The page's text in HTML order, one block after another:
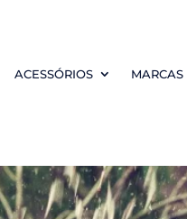
ACESSÓRIOS MARCAS